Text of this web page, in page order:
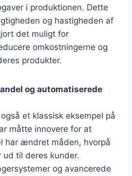
i produktionen. Dette
og hastigheden af
det muligt for
omkostningerne og
produkter.
og automatiserede
et klassisk eksempel på
måtte innovere for at
har ændret måden, hvorpå
ud til deres kunder.
og avancerede